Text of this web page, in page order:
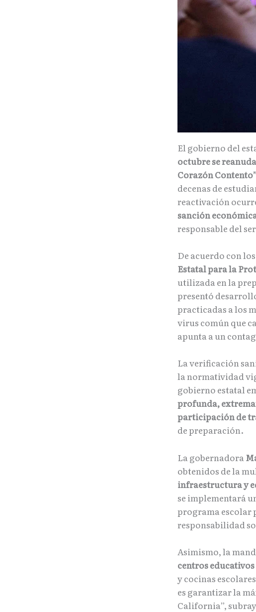
El gobierno del
octubre se
Corazón
decenas de
reactivación
sanción
responsable del
De acuerdo con
Estatal para la
utilizada en la
presentó
practicadas a los
virus común que
apunta a un
La verificación
la normatividad
gobierno estatal
profunda,
participación de
de preparación.
La gobernadora
obtenidos de la
infraestructura y
se implementará
programa escolar
responsabilidad
Asimismo, la
centros educativos
y cocinas
es garantizar la
California”,